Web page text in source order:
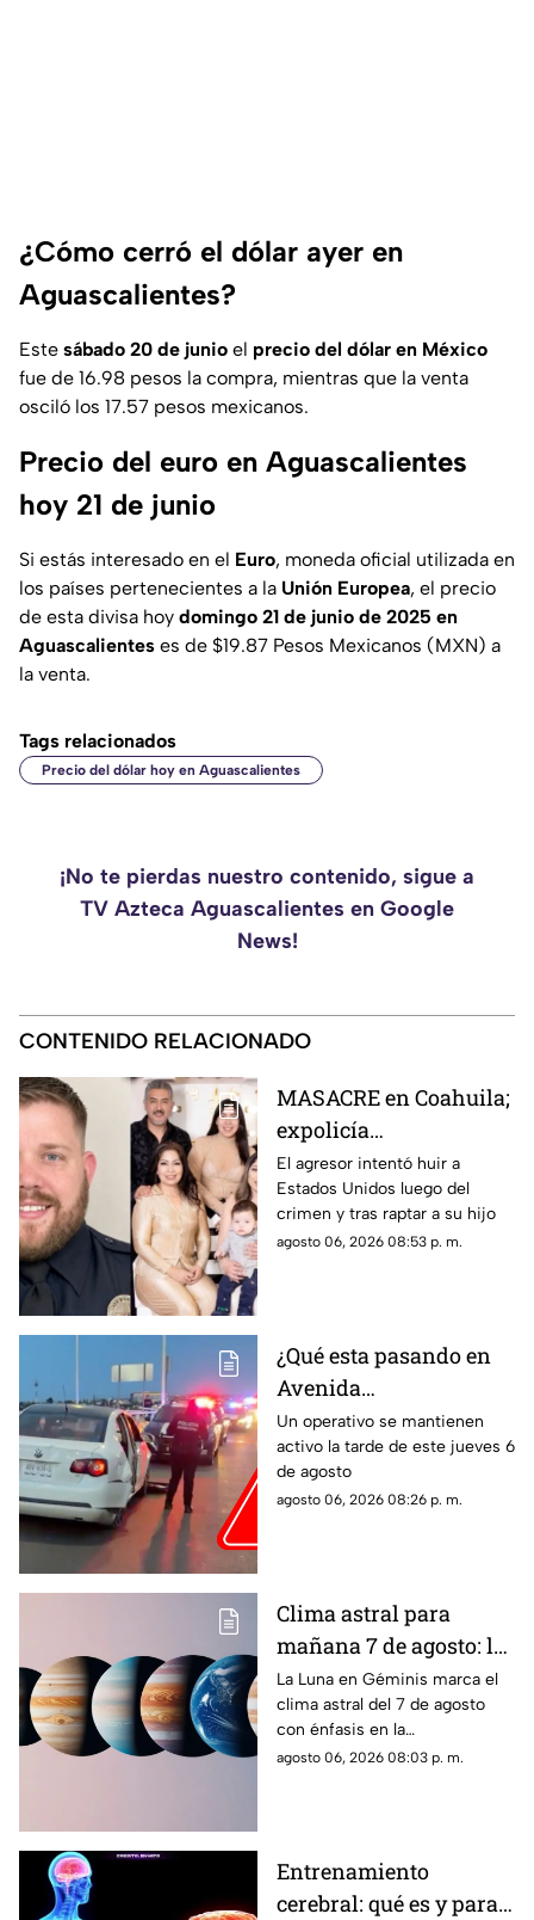
¿Cómo cerró el dólar ayer en
Aguascalientes?
Este sábado 20 de junio el precio del dólar en México
fue de 16.98 pesos la compra, mientras que la venta
osciló los 17.57 pesos mexicanos.
Precio del euro en Aguascalientes
hoy 21 de junio
Si estás interesado en el Euro, moneda oficial utilizada en
los países pertenecientes a la Unión Europea, el precio
de esta divisa hoy domingo 21 de junio de 2025 en
Aguascalientes es de $19.87 Pesos Mexicanos (MXN) a
la venta.
Tags relacionados
Precio del dólar hoy en Aguascalientes
¡No te pierdas nuestro contenido, sigue a
TV Azteca Aguascalientes en Google
News!
CONTENIDO RELACIONADO
MASACRE en Coahuila;
expolicía
estadounidense atacó a
la familia de su
expareja mexicana
luego de que le
familiar
El agresor intentó huir a
Estados Unidos luego del
crimen y tras raptar a su hijo
agosto 06, 2026 08:53 p. m.
¿Qué esta pasando en
Avenida
Aguascalientes?
Reportan persecución y
accidente vehicular
Un operativo se mantienen
activo la tarde de este jueves 6
de agosto
agosto 06, 2026 08:26 p. m.
Clima astral para
mañana 7 de agosto: la
Luna cambia a Géminis
y favorece la
comunicación
La Luna en Géminis marca el
clima astral del 7 de agosto
con énfasis en la
comunicación, las ideas y los
agosto 06, 2026 08:03 p. m.
Entrenamiento
cerebral: qué es y para